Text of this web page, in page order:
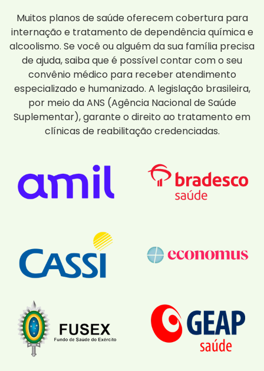
Muitos planos de saúde oferecem cobertura para
internação e tratamento de dependência química e
alcoolismo. Se você ou alguém da sua família precisa
de ajuda, saiba que é possível contar com o seu
convênio médico para receber atendimento
especializado e humanizado. A legislação brasileira,
por meio da ANS (Agência Nacional de Saúde
Suplementar), garante o direito ao tratamento em
clínicas de reabilitação credenciadas.